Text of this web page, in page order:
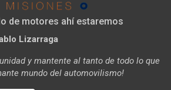
de motores ahí estaremos
Lizarraga
y mantente al tanto de todo lo que
mundo del automovilismo!